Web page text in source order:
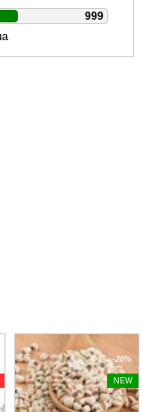
999
-20%
NEW